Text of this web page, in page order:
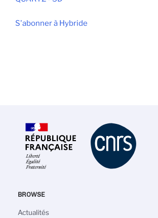
S'abonner à Hybride
BROWSE
Navigation
Actualités